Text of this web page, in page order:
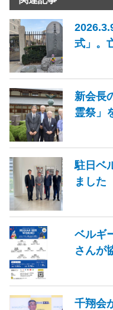
式」。
新会長
霊祭」
駐日ベ
ました
ベルギ
さんが
千翔会